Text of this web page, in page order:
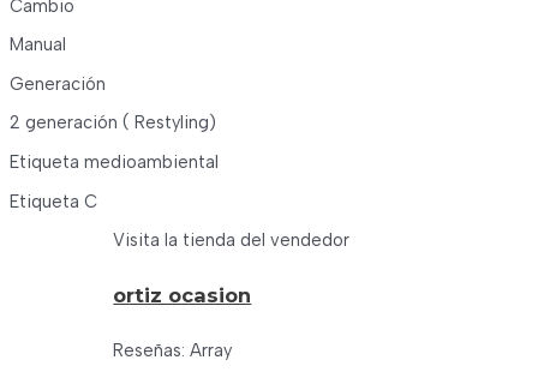
Cambio
Manual
Generación
2 generación ( Restyling)
Etiqueta medioambiental
Etiqueta C
Visita la tienda del vendedor
ortiz ocasion
Reseñas: Array